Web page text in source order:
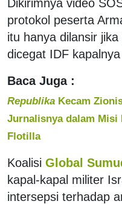
Dikirimnya video
protokol peserta
itu hanya dilansir
dicegat IDF
Baca Juga :
Republika Kecam
Jurnalisnya dalam Misi
Flotilla
Koalisi Global
kapal-kapal militer
intersepsi terhadap